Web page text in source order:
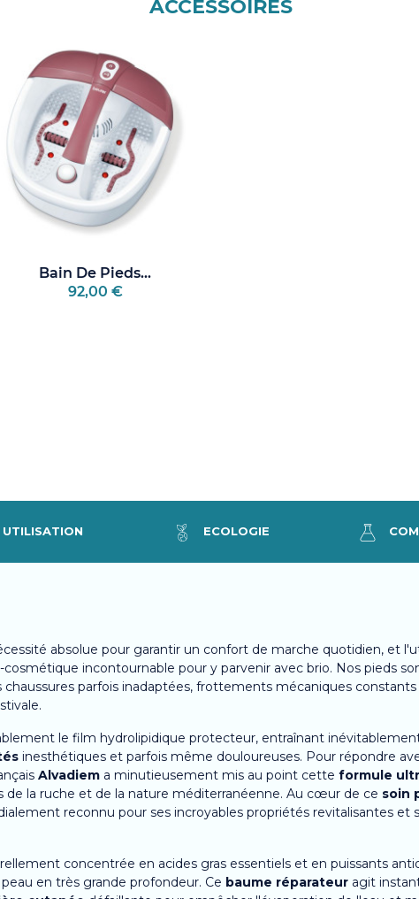
ACCESSOIRES
Bain De Pieds...
92,00 €
UTILISATION ECOLOGIE
absolue pour garantir un confort de marche quotidien, et
incontournable pour y parvenir avec brio. Nos pieds
parfois inadaptées, frottements mécaniques
le film hydrolipidique protecteur, entraînant
inesthétiques et parfois même douloureuses. Pour répondre
Alvadiem a minutieusement mis au point cette formule
de la ruche et de la nature méditerranéenne. Au cœur de ce soin
reconnu pour ses incroyables propriétés revitalisantes
concentrée en acides gras essentiels et en puissants
en très grande profondeur. Ce baume réparateur agit